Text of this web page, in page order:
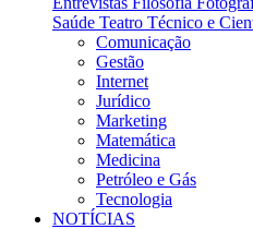
Saúde Teatro Técnico e
Comunicação
Gestão
Internet
Jurídico
Marketing
Matemática
Medicina
Petróleo e Gás
Tecnologia
NOTÍCIAS